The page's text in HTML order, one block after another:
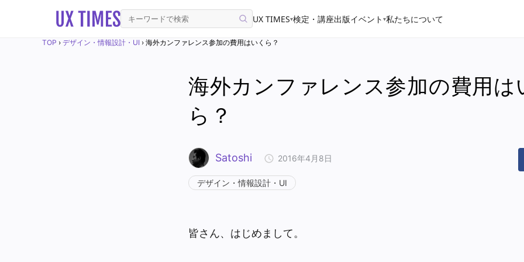
UX TIMES▾検定・講座出版イベント ▾私たちについて
TOP › デザイン・情報設計・UI › 海外カンファレンス参加の費用はいくら？
海外カンファレンス参加の費用は
ら？
Satoshi 2016年4月8日
デザイン・情報設計・UI
皆さん、はじめまして。